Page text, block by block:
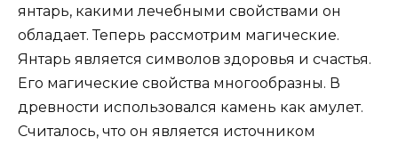
янтарь, какими лечебными свойствами он
обладает. Теперь рассмотрим магические.
Янтарь является символов здоровья и счастья.
Его магические свойства многообразны. В
древности использовался камень как амулет.
Считалось, что он является источником